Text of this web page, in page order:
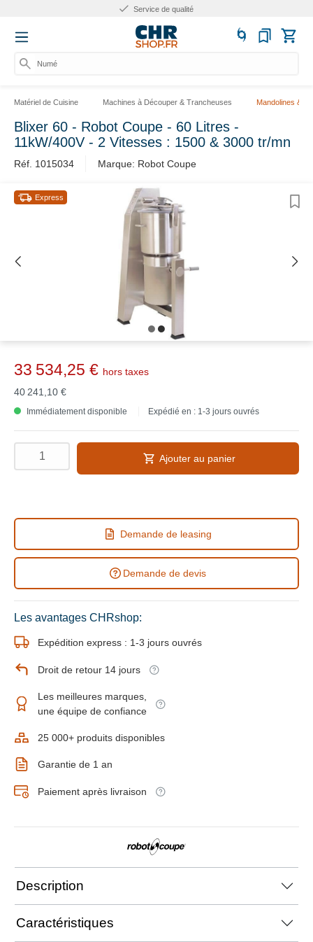
Service de qualité
Numér
Matériel de Cuisine Machines à Découper & Trancheuses Mandolines &
Blixer 60 - Robot Coupe - 60 Litres -
11kW/400V - 2 Vitesses : 1500 & 3000 tr/mn
Réf. 1015034 Marque: Robot Coupe
Express
33 534,25 € hors taxes
40 241,10 €
Immédiatement disponible Expédié en : 1-3 jours ouvrés
Ajouter au panier
Demande de leasing
Demande de devis
Les avantages CHRshop:
Expédition express : 1-3 jours ouvrés
Droit de retour 14 jours
Les meilleures marques,
une équipe de confiance
25 000+ produits disponibles
Garantie de 1 an
Paiement après livraison
Description
Caractéristiques